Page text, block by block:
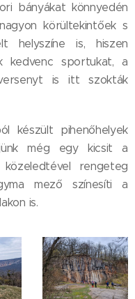
bányákat könnyedén
körültekintőek s
helyszíne is, hiszen
kedvenc sportukat, a
is itt szokták
készült pihenőhelyek
még egy kicsit a
rengeteg
mező színesíti a
is.